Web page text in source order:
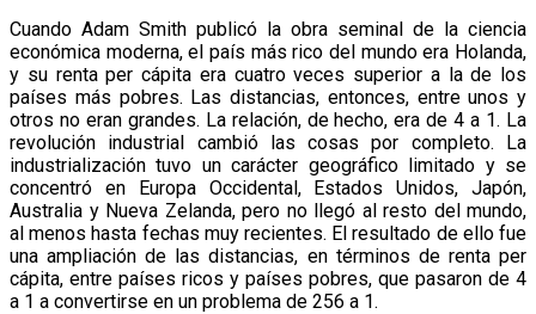
Cuando Adam Smith publicó la obra seminal de la ciencia
económica moderna, el país más rico del mundo era Holanda,
y su renta per cápita era cuatro veces superior a la de los
países más pobres. Las distancias, entonces, entre unos y
otros no eran grandes. La relación, de hecho, era de 4 a 1. La
revolución industrial cambió las cosas por completo. La
industrialización tuvo un carácter geográfico limitado y se
concentró en Europa Occidental, Estados Unidos, Japón,
Australia y Nueva Zelanda, pero no llegó al resto del mundo,
al menos hasta fechas muy recientes. El resultado de ello fue
una ampliación de las distancias, en términos de renta per
cápita, entre países ricos y países pobres, que pasaron de 4
a 1 a convertirse en un problema de 256 a 1.